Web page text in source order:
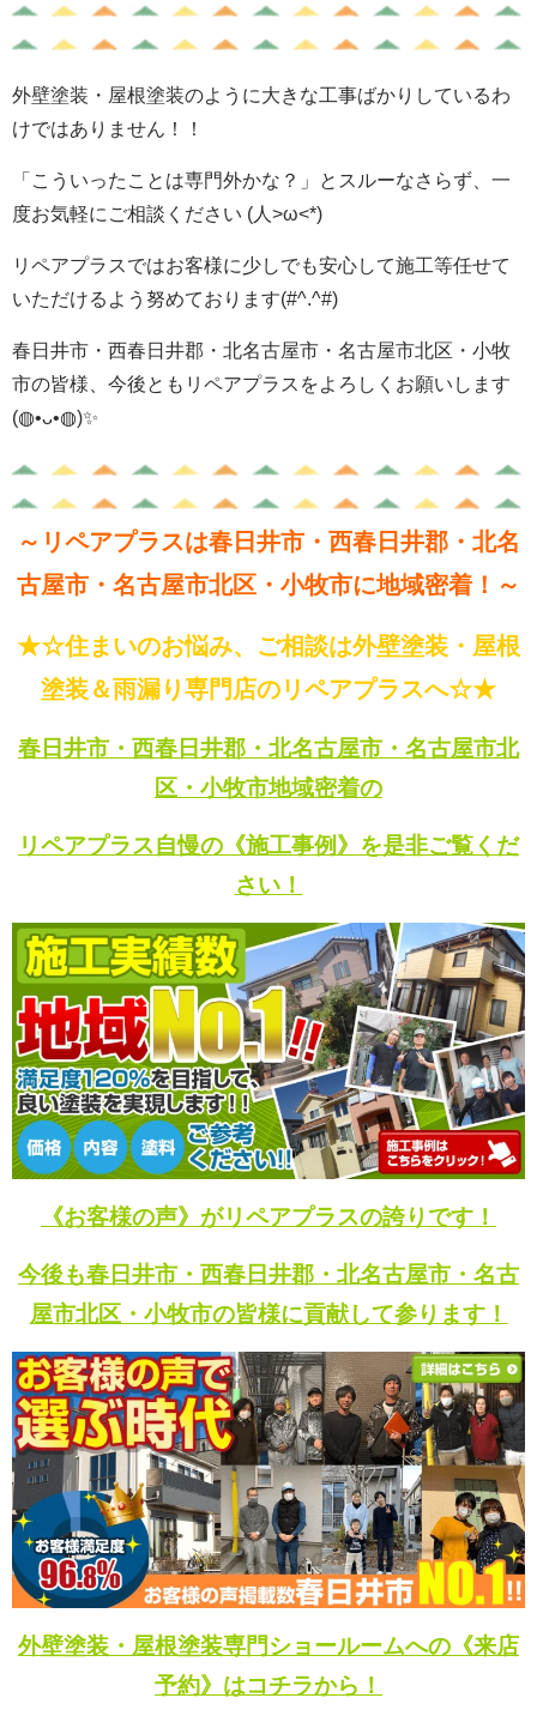
外壁塗装・屋根塗装のように大きな工事ばかりしているわ
けではありません！！
「こういったことは専門外かな？」とスルーなさらず、一
度お気軽にご相談ください (人>ω<*)
リペアプラスではお客様に少しでも安心して施工等任せて
いただけるよう努めております(#^.^#)
春日井市・西春日井郡・北名古屋市・名古屋市北区・小牧
市の皆様、今後ともリペアプラスをよろしくお願いします
(◍•ᴗ•◍)✨
～リペアプラスは春日井市・西春日井郡・北名
古屋市・名古屋市北区・小牧市に地域密着！～
★☆住まいのお悩み、ご相談は外壁塗装・屋根
塗装＆雨漏り専門店のリペアプラスへ☆★
春日井市・西春日井郡・北名古屋市・名古屋市北
区・小牧市地域密着の
リペアプラス自慢の《施工事例》を是非ご覧くだ
さい！
《お客様の声》がリペアプラスの誇りです！
今後も春日井市・西春日井郡・北名古屋市・名古
屋市北区・小牧市の皆様に貢献して参ります！
外壁塗装・屋根塗装専門ショールームへの《来店
予約》はコチラから！